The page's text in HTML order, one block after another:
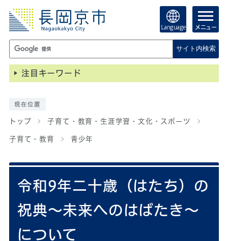
Language メニュー
サイト内検索
注目キーワード
現在位置
トップ 子育て・教育・生涯学習・文化・スポーツ
子育て・教育 青少年
令和9年二十歳（はたち）の
祝典～未来へのはばたき～
について